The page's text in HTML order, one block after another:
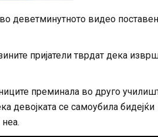
деветминутното видео
пријатели тврдат дека
преминала во друго
девојката се самоубила бидејќи